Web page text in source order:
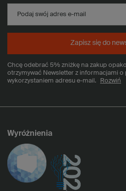
Podaj swój adres e-mail
Chcę odebrać 5% zniżkę na zakup
otrzymywać Newsletter z informacjami
wykorzystaniem adresu e-mail.
Rozwiń
Zapisz się do
Wyróżnienia